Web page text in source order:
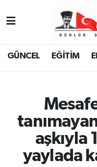
GÜNCEL EĞİTİM
aşkıyla
yaylada
GÜNCEL
MEDYA
SPOR
SAĞLIK
Zonguldak
Zonguldak
Zonguldak Trafik
TFF 3.Lig 4.Grup
Tüm Manşetler